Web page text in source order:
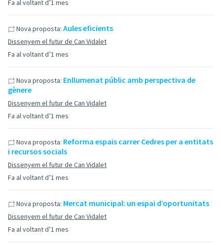
Fa al voltant d’1 mes
Fa al voltant d’1 mes
Nova proposta: Aules eficients
Dissenyem el futur de Can Vidalet
Fa al voltant d’1 mes
Nova proposta: Enllumenat públic amb perspectiva de
gènere
Dissenyem el futur de Can Vidalet
Fa al voltant d’1 mes
Nova proposta: Reforma espais carrer Cedres per a entitats
i recursos socials
Dissenyem el futur de Can Vidalet
Fa al voltant d’1 mes
Nova proposta: Mercat municipal: un espai d’oportunitats
Dissenyem el futur de Can Vidalet